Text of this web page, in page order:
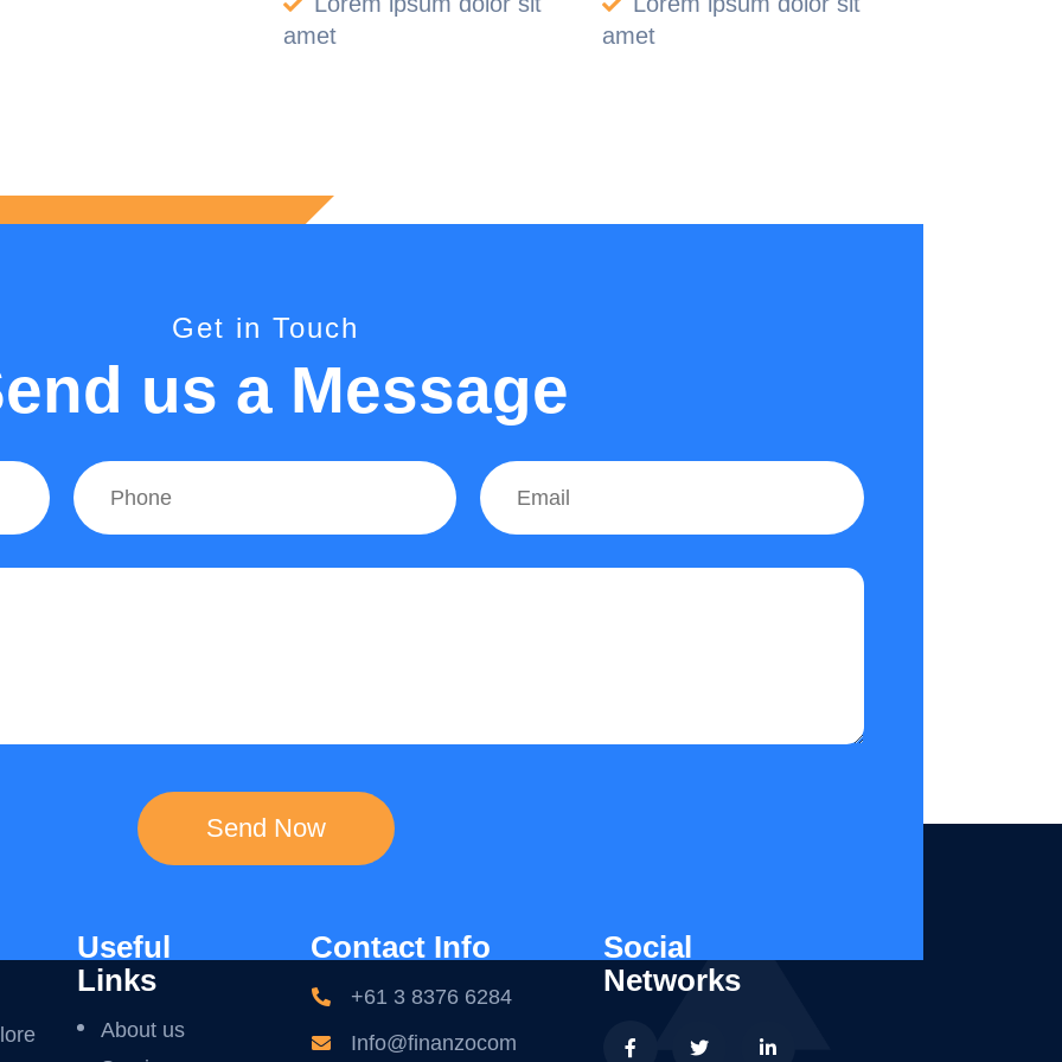
amet
amet
Get in Touch
us a Message
Useful
Links
About us
Contact Info
+61 3 8376 6284
Info@finanzocom
Social
Networks